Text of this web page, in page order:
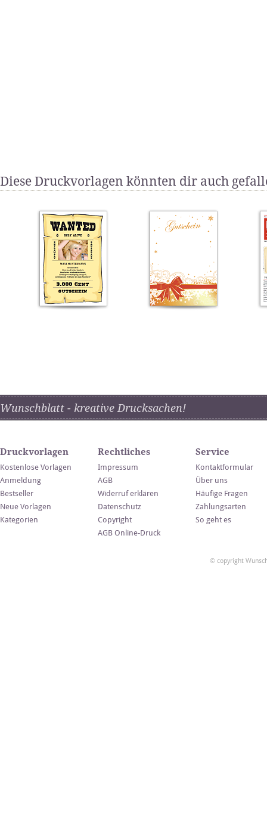
Diese Druckvorlagen könnten dir auch
Wunschblatt - kreative Drucksachen!
Druckvorlagen
Kostenlose Vorlagen
Anmeldung
Bestseller
Neue Vorlagen
Kategorien
Rechtliches
Impressum
AGB
Widerruf erklären
Datenschutz
Copyright
AGB Online-Druck
Service
Kontaktformular
Über uns
Häufige Fragen
Zahlungsarten
So geht es
© copyright